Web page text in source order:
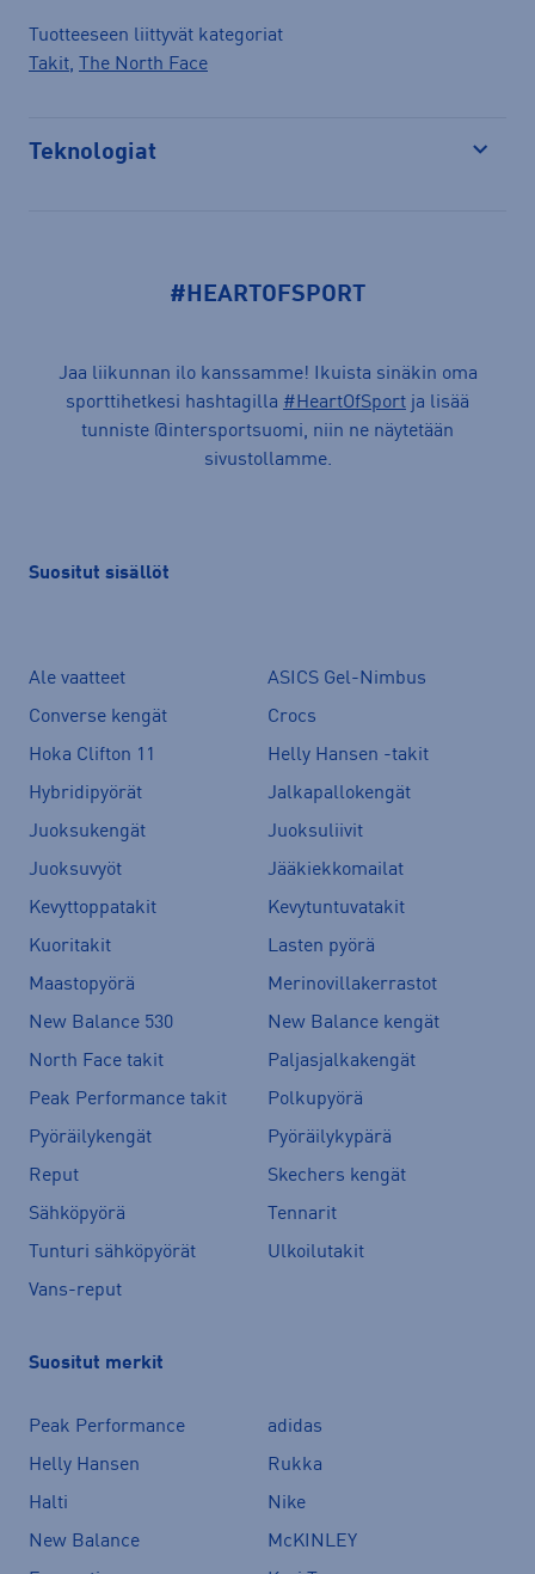
Tuotteeseen liittyvät kategoriat
Takit, The North Face
Teknologiat
#HEARTOFSPORT
Jaa liikunnan ilo kanssamme! Ikuista sinäkin oma
sporttihetkesi hashtagilla #HeartOfSport ja lisää
tunniste @intersportsuomi, niin ne näytetään
sivustollamme.
Suositut sisällöt
Ale vaatteet
ASICS Gel-Nimbus
Converse kengät
Crocs
Hoka Clifton 11
Helly Hansen -takit
Hybridipyörät
Jalkapallokengät
Juoksukengät
Juoksuliivit
Juoksuvyöt
Jääkiekkomailat
Kevyttoppatakit
Kevytuntuvatakit
Kuoritakit
Lasten pyörä
Maastopyörä
Merinovillakerrastot
New Balance 530
New Balance kengät
North Face takit
Paljasjalkakengät
Peak Performance takit
Polkupyörä
Pyöräilykengät
Pyöräilykypärä
Reput
Skechers kengät
Sähköpyörä
Tennarit
Tunturi sähköpyörät
Ulkoilutakit
Vans-reput
Suositut merkit
Peak Performance
adidas
Helly Hansen
Rukka
Halti
Nike
New Balance
McKINLEY